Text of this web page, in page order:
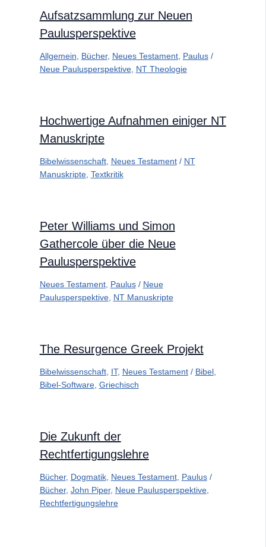
Aufsatzsammlung zur Neuen
Paulusperspektive
Allgemein Bücher, Neues Testament, Paulus/
Neue Paulusperspektive, NT Theologie
Hochwertige Aufnahmen einiger NT
Manuskripte
Bibelwissenschaft, Neues Testament/ NT
Manuskripte, Textkritik
Peter Williams und Simon
Gathercole über die Neue
Paulusperspektive
Neues Testament, Paulus/ Neue
Paulusperspektive, NT Manuskripte
The Resurgence Greek Projekt
Bibelwissenschaft, IT, Neues Testament/ Bibel,
Bibel-Software, Griechisch
Die Zukunft der
Rechtfertigungslehre
Bücher, Dogmatik, Neues Testament, Paulus/
Bücher, John Piper, Neue Paulusperspektive,
Rechtfertigungslehre